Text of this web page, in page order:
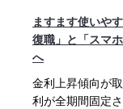
マンションは災
について
2024年1月1日に
ュード7.6、最大
砂災害、津波な